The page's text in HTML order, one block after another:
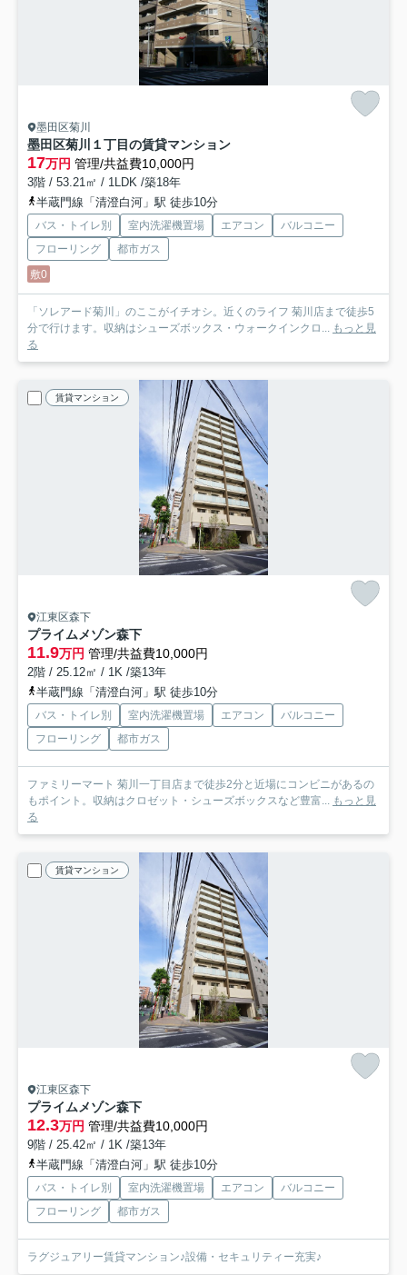
墨田区菊川
墨田区菊川１丁目の賃貸マンション
17万円 管理/共益費10,000円
3階 / 53.21㎡ / 1LDK /築18年
半蔵門線「清澄白河」駅 徒歩10分
バス・トイレ別 室内洗濯機置場 エアコン
バルコニー
フローリング
都市ガス
敷0
「ソレアード菊川」のここがイチオシ。近くのライフ 菊川店まで徒歩5
分で行けます。収納はシューズボックス・ウォークインクロ...
もっと見
る
賃貸マンション
江東区森下
プライムメゾン森下
11.9万円 管理/共益費10,000円
2階 / 25.12㎡ / 1K /築13年
半蔵門線「清澄白河」駅 徒歩10分
バス・トイレ別 室内洗濯機置場 エアコン
バルコニー
フローリング
都市ガス
ファミリーマート 菊川一丁目店まで徒歩2分と近場にコンビニがあるの
もポイント。収納はクロゼット・シューズボックスなど豊富...
もっと見
る
賃貸マンション
江東区森下
プライムメゾン森下
12.3万円 管理/共益費10,000円
9階 / 25.42㎡ / 1K /築13年
半蔵門線「清澄白河」駅 徒歩10分
バス・トイレ別 室内洗濯機置場 エアコン
バルコニー
フローリング
都市ガス
ラグジュアリー賃貸マンション♪設備・セキュリティー充実♪